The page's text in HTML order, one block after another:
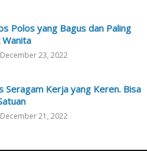
Polos yang Bagus dan Paling
Wanita
December 23, 2022
Seragam Kerja yang Keren. Bisa
December 21, 2022